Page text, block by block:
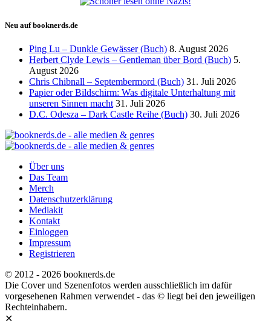
Neu auf booknerds.de
Ping Lu – Dunkle Gewässer (Buch) 8. August 2026
Herbert Clyde Lewis – Gentleman über Bord (Buch) 5.
August 2026
Chris Chibnall – Septembermord (Buch) 31. Juli 2026
Papier oder Bildschirm: Was digitale Unterhaltung mit
unseren Sinnen macht 31. Juli 2026
D.C. Odesza – Dark Castle Reihe (Buch) 30. Juli 2026
Über uns
Das Team
Merch
Datenschutzerklärung
Mediakit
Kontakt
Einloggen
Impressum
Registrieren
© 2012 - 2026 booknerds.de
Die Cover und Szenenfotos werden ausschließlich im dafür
vorgesehenen Rahmen verwendet - das © liegt bei den jeweiligen
Rechteinhabern.
✕